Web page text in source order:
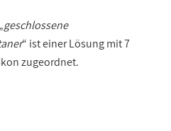
geschlossene
“ ist einer Lösung mit 7
zugeordnet.